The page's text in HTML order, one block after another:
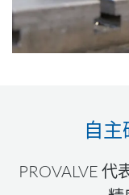
自
PROVALVE 代